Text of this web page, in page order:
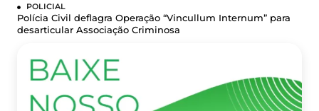
POLICIAL
Polícia Civil deflagra Operação “Vincullum Internum” para
desarticular Associação Criminosa